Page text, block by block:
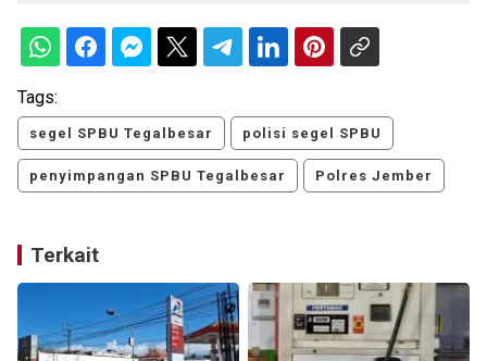
Tags:
segel SPBU Tegalbesar polisi segel SPBU
penyimpangan SPBU Tegalbesar Polres Jember
Terkait